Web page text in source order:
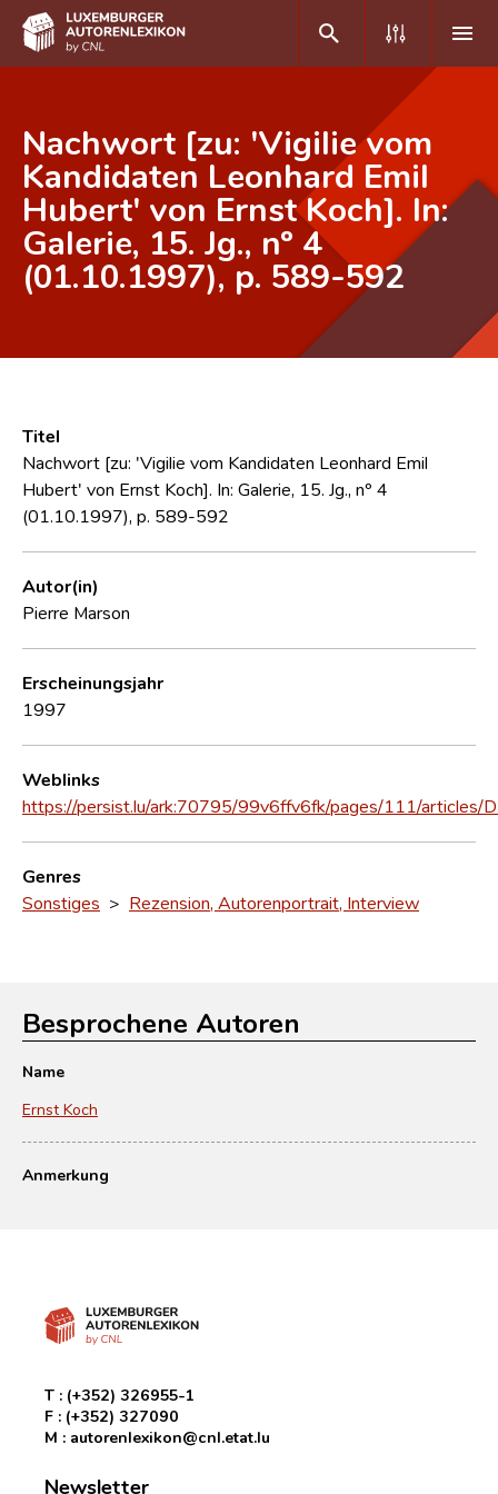
DE FR
Home
Autor(inn)en A-Z
Erweiterte Suche
Forschungsgruppe
Kontakt
Nachwort [zu: 'Vigilie vom
Kandidaten Leonhard Emil
Hubert' von Ernst Koch]. In:
Galerie, 15. Jg., nº 4
(01.10.1997), p. 589-592
Titel
Nachwort [zu: 'Vigilie vom Kandidaten Leonhard Emil
Hubert' von Ernst Koch]. In: Galerie, 15. Jg., nº 4
(01.10.1997), p. 589-592
Autor(in)
Pierre Marson
Erscheinungsjahr
1997
Weblinks
https://persist.lu/ark:70795/99v6ffv6fk/pages/111/articles/
Genres
Sonstiges > Rezension, Autorenportrait, Interview
Besprochene Autoren
Name
Ernst Koch
Anmerkung
T : (+352) 326955-1
F : (+352) 327090
M : autorenlexikon@cnl.etat.lu
Newsletter